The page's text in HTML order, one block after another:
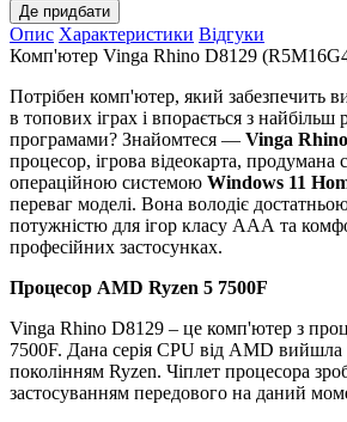
Де придбати
Опис Характеристики Відгуки
Комп'ютер Vinga Rhino D8129
Потрібен комп'ютер, який забезпечить
в топових іграх і впорається з найбільш
програмами? Знайомтеся — Vinga
процесор, ігрова відеокарта, продумана
операційною системою Windows 11
переваг моделі. Вона володіє
потужністю для ігор класу ААА та
професійних застосунках.
Процесор AMD Ryzen 5 7500F
Vinga Rhino D8129 – це комп'ютер з
7500F. Дана серія CPU від AMD вийшла
поколінням Ryzen. Чіплет процесора
застосуванням передового на даний